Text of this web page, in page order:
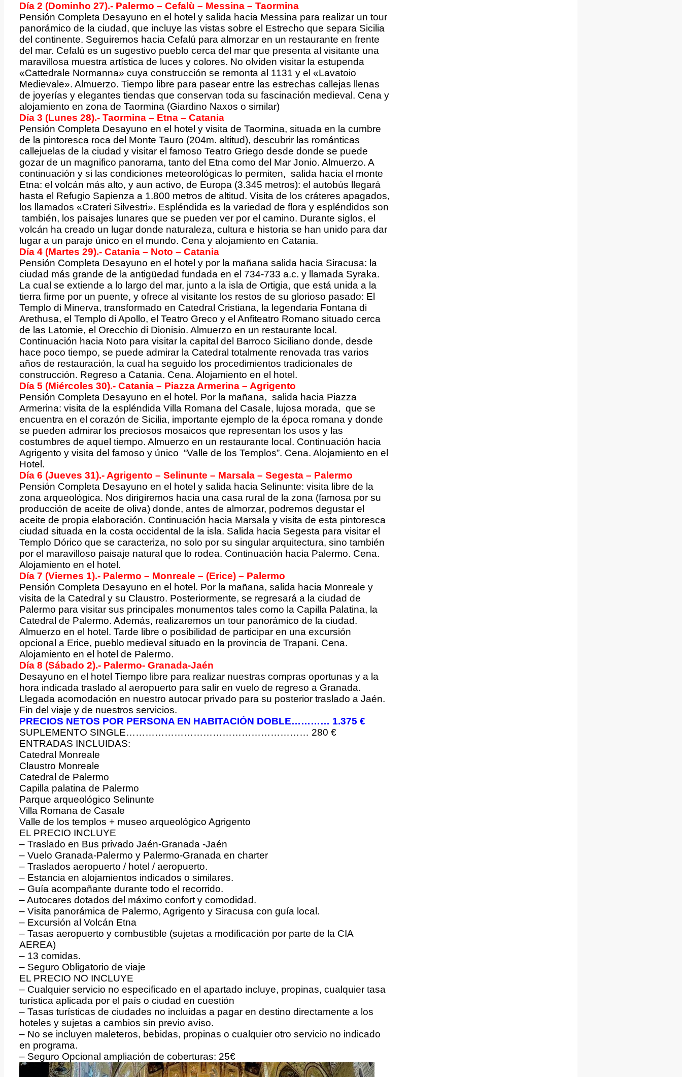
Día 2 (Dominho 27).- Palermo – Cefalù – Messina – Taormina
Pensión Completa Desayuno en el hotel y salida hacia Messina para realizar un tour
panorámico de la ciudad, que incluye las vistas sobre el Estrecho que separa Sicilia
del continente. Seguiremos hacia Cefalú para almorzar en un restaurante en frente
del mar. Cefalú es un sugestivo pueblo cerca del mar que presenta al visitante una
maravillosa muestra artística de luces y colores. No olviden visitar la estupenda
«Cattedrale Normanna» cuya construcción se remonta al 1131 y el «Lavatoio
Medievale». Almuerzo. Tiempo libre para pasear entre las estrechas callejas llenas
de joyerías y elegantes tiendas que conservan toda su fascinación medieval. Cena y
alojamiento en zona de Taormina (Giardino Naxos o similar)
Día 3 (Lunes 28).- Taormina – Etna – Catania
Pensión Completa Desayuno en el hotel y visita de Taormina, situada en la cumbre
de la pintoresca roca del Monte Tauro (204m. altitud), descubrir las románticas
callejuelas de la ciudad y visitar el famoso Teatro Griego desde donde se puede
gozar de un magnifico panorama, tanto del Etna como del Mar Jonio. Almuerzo. A
continuación y si las condiciones meteorológicas lo permiten, salida hacia el monte
Etna: el volcán más alto, y aun activo, de Europa (3.345 metros): el autobús llegará
hasta el Refugio Sapienza a 1.800 metros de altitud. Visita de los cráteres apagados,
los llamados «Crateri Silvestri». Espléndida es la variedad de flora y espléndidos son
también, los paisajes lunares que se pueden ver por el camino. Durante siglos, el
volcán ha creado un lugar donde naturaleza, cultura e historia se han unido para dar
lugar a un paraje único en el mundo. Cena y alojamiento en Catania.
Día 4 (Martes 29).- Catania – Noto – Catania
Pensión Completa Desayuno en el hotel y por la mañana salida hacia Siracusa: la
ciudad más grande de la antigüedad fundada en el 734-733 a.c. y llamada Syraka.
La cual se extiende a lo largo del mar, junto a la isla de Ortigia, que está unida a la
tierra firme por un puente, y ofrece al visitante los restos de su glorioso pasado: El
Templo di Minerva, transformado en Catedral Cristiana, la legendaria Fontana di
Arethusa, el Templo di Apollo, el Teatro Greco y el Anfiteatro Romano situado cerca
de las Latomie, el Orecchio di Dionisio. Almuerzo en un restaurante local.
Continuación hacia Noto para visitar la capital del Barroco Siciliano donde, desde
hace poco tiempo, se puede admirar la Catedral totalmente renovada tras varios
años de restauración, la cual ha seguido los procedimientos tradicionales de
construcción. Regreso a Catania. Cena. Alojamiento en el hotel.
Día 5 (Miércoles 30).- Catania – Piazza Armerina – Agrigento
Pensión Completa Desayuno en el hotel. Por la mañana, salida hacia Piazza
Armerina: visita de la espléndida Villa Romana del Casale, lujosa morada, que se
encuentra en el corazón de Sicilia, importante ejemplo de la época romana y donde
se pueden admirar los preciosos mosaicos que representan los usos y las
costumbres de aquel tiempo. Almuerzo en un restaurante local. Continuación hacia
Agrigento y visita del famoso y único “Valle de los Templos”. Cena. Alojamiento en el
Hotel.
Día 6 (Jueves 31).- Agrigento – Selinunte – Marsala – Segesta – Palermo
Pensión Completa Desayuno en el hotel y salida hacia Selinunte: visita libre de la
zona arqueológica. Nos dirigiremos hacia una casa rural de la zona (famosa por su
producción de aceite de oliva) donde, antes de almorzar, podremos degustar el
aceite de propia elaboración. Continuación hacia Marsala y visita de esta pintoresca
ciudad situada en la costa occidental de la isla. Salida hacia Segesta para visitar el
Templo Dórico que se caracteriza, no solo por su singular arquitectura, sino también
por el maravilloso paisaje natural que lo rodea. Continuación hacia Palermo. Cena.
Alojamiento en el hotel.
Día 7 (Viernes 1).- Palermo – Monreale – (Erice) – Palermo
Pensión Completa Desayuno en el hotel. Por la mañana, salida hacia Monreale y
visita de la Catedral y su Claustro. Posteriormente, se regresará a la ciudad de
Palermo para visitar sus principales monumentos tales como la Capilla Palatina, la
Catedral de Palermo. Además, realizaremos un tour panorámico de la ciudad.
Almuerzo en el hotel. Tarde libre o posibilidad de participar en una excursión
opcional a Erice, pueblo medieval situado en la provincia de Trapani. Cena.
Alojamiento en el hotel de Palermo.
Día 8 (Sábado 2).- Palermo- Granada-Jaén
Desayuno en el hotel Tiempo libre para realizar nuestras compras oportunas y a la
hora indicada traslado al aeropuerto para salir en vuelo de regreso a Granada.
Llegada acomodación en nuestro autocar privado para su posterior traslado a Jaén.
Fin del viaje y de nuestros servicios.
PRECIOS NETOS POR PERSONA EN HABITACIÓN DOBLE………… 1.375 €
SUPLEMENTO SINGLE………………………………………………… 280 €
ENTRADAS INCLUIDAS:
Catedral Monreale
Claustro Monreale
Catedral de Palermo
Capilla palatina de Palermo
Parque arqueológico Selinunte
Villa Romana de Casale
Valle de los templos + museo arqueológico Agrigento
EL PRECIO INCLUYE
– Traslado en Bus privado Jaén-Granada -Jaén
– Vuelo Granada-Palermo y Palermo-Granada en charter
– Traslados aeropuerto / hotel / aeropuerto.
– Estancia en alojamientos indicados o similares.
– Guía acompañante durante todo el recorrido.
– Autocares dotados del máximo confort y comodidad.
– Visita panorámica de Palermo, Agrigento y Siracusa con guía local.
– Excursión al Volcán Etna
– Tasas aeropuerto y combustible (sujetas a modificación por parte de la CIA
AEREA)
– 13 comidas.
– Seguro Obligatorio de viaje
EL PRECIO NO INCLUYE
– Cualquier servicio no especificado en el apartado incluye, propinas, cualquier tasa
turística aplicada por el país o ciudad en cuestión
– Tasas turísticas de ciudades no incluidas a pagar en destino directamente a los
hoteles y sujetas a cambios sin previo aviso.
– No se incluyen maleteros, bebidas, propinas o cualquier otro servicio no indicado
en programa.
– Seguro Opcional ampliación de coberturas: 25€